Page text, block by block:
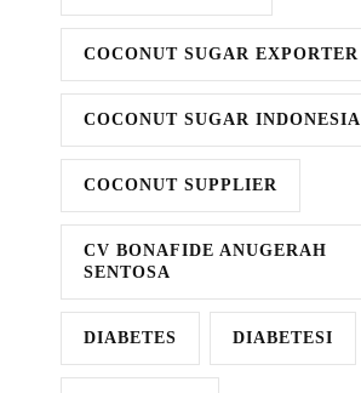
COCONUT SUGAR EXPORTER
COCONUT SUGAR INDONESIA
COCONUT SUPPLIER
CV BONAFIDE ANUGERAH
SENTOSA
DIABETES DIABETESI